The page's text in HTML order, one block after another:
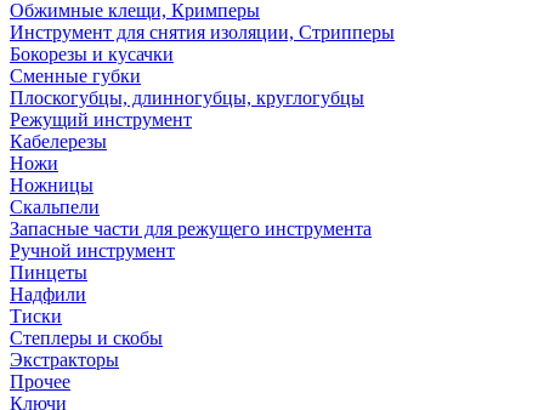
Обжимные клещи, Кримперы
Инструмент для снятия изоляции, Стрипперы
Бокорезы и кусачки
Сменные губки
Плоскогубцы, длинногубцы, круглогубцы
Режущий инструмент
Кабелерезы
Ножи
Ножницы
Скальпели
Запасные части для режущего инструмента
Ручной инструмент
Пинцеты
Надфили
Тиски
Степлеры и скобы
Экстракторы
Прочее
Ключи